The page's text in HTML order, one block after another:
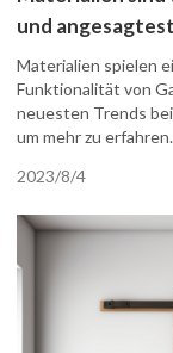
und
Materialien spielen
Funktionalität von
neuesten Trends
um mehr zu erfahren.
2023/8/4